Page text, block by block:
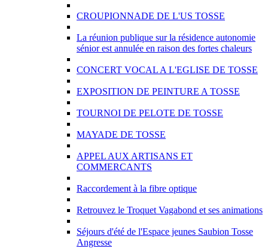
CROUPIONNADE DE L'US TOSSE
La réunion publique sur la résidence autonomie
sénior est annulée en raison des fortes chaleurs
CONCERT VOCAL A L'EGLISE DE TOSSE
EXPOSITION DE PEINTURE A TOSSE
TOURNOI DE PELOTE DE TOSSE
MAYADE DE TOSSE
APPEL AUX ARTISANS ET
COMMERCANTS
Raccordement à la fibre optique
Retrouvez le Troquet Vagabond et ses animations
Séjours d'été de l'Espace jeunes Saubion Tosse
Angresse